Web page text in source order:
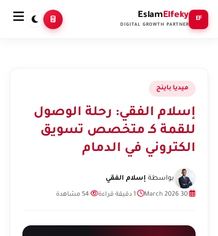
EF
EslamElfeky
DIGITAL GROWTH PARTNER
ميديا باينج
إسلام الفقي: رحلة الوصول
للقمة كـ متخصص تسويق
الكتروني في الدمام
بواسطة إسلام الفقي